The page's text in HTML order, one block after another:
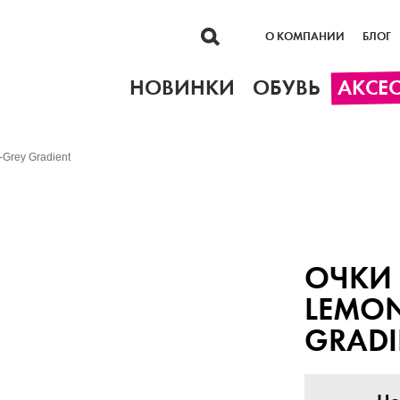
О КОМПАНИИ БЛОГ
НОВИНКИ ОБУВЬ
Gradient
ОЧКИ